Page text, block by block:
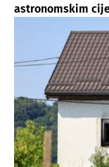
astronomskim